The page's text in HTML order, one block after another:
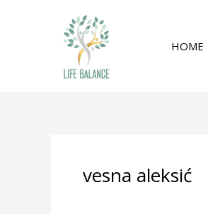
HOME
vesna aleksić